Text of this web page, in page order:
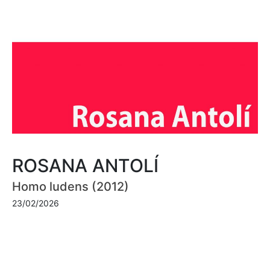
ROSANA ANTOLÍ
Homo ludens (2012)
23/02/2026